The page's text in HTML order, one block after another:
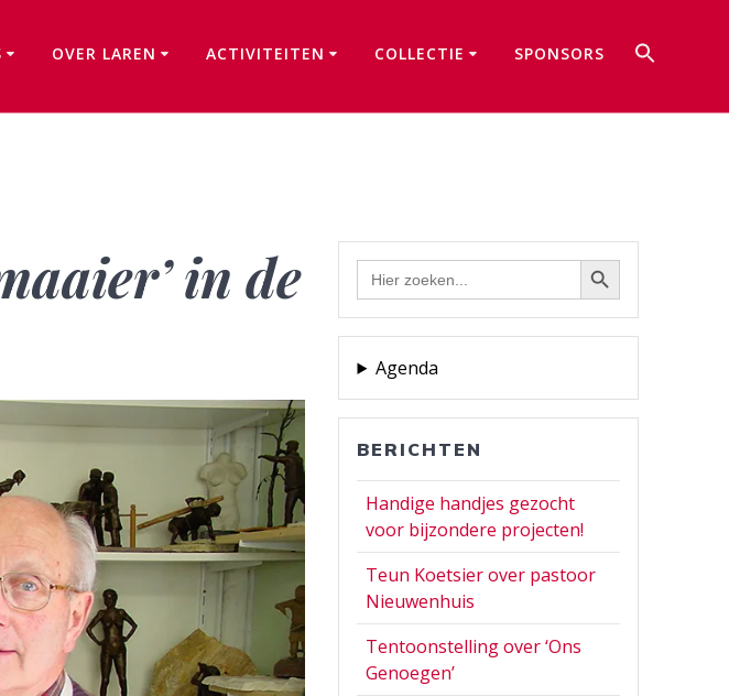
OVER LAREN ACTIVITEITEN COLLECTIE SPONSORS
in de
Zoek
naar:
Zoekknop
Agenda
BERICHTEN
Handige handjes gezocht
voor bijzondere projecten!
Teun Koetsier over pastoor
Nieuwenhuis
Tentoonstelling over ‘Ons
Genoegen’